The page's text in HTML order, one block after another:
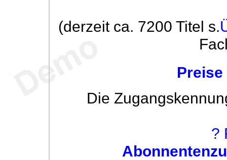
(derzeit ca. 7200 Titel s.
Die
?